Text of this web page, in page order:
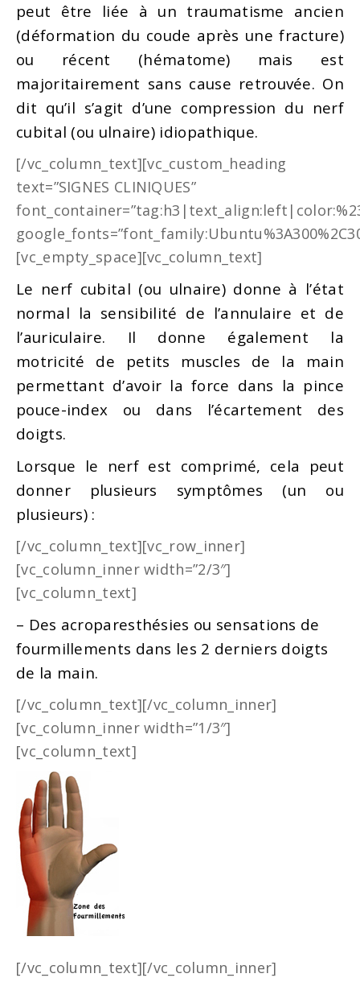
peut être liée à un traumatisme ancien
(déformation du coude après une fracture)
ou récent (hématome) mais est
majoritairement sans cause retrouvée. On
dit qu’il s’agit d’une compression du nerf
cubital (ou ulnaire) idiopathique.
[/vc_column_text][vc_custom_heading
text=”SIGNES CLINIQUES”
[vc_empty_space][vc_column_text]
Le nerf cubital (ou ulnaire) donne à l’état
normal la sensibilité de l’annulaire et de
l’auriculaire. Il donne également la
motricité de petits muscles de la main
permettant d’avoir la force dans la pince
pouce-index ou dans l’écartement des
doigts.
Lorsque le nerf est comprimé, cela peut
donner plusieurs symptômes (un ou
plusieurs) :
[/vc_column_text][vc_row_inner]
[vc_column_inner width=”2/3″]
[vc_column_text]
– Des acroparesthésies ou sensations de
fourmillements dans les 2 derniers doigts
de la main.
[/vc_column_text][/vc_column_inner]
[vc_column_inner width=”1/3″]
[vc_column_text]
[/vc_column_text][/vc_column_inner]